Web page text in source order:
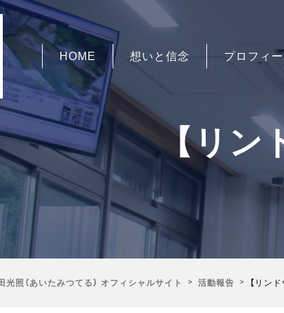
HOME 想いと信念 プロフィ
【リン
光照（あいたみつてる） オフィシャルサイト 活動報告 【リン